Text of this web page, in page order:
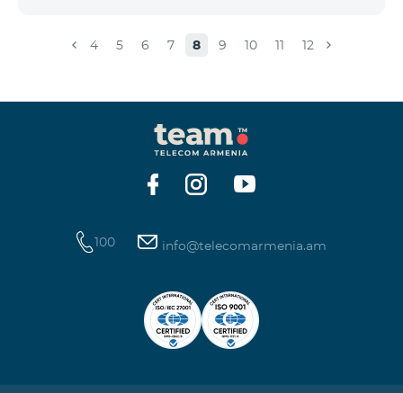
4 5 6 7 8 9 10 11 12
100 info@telecomarmenia.am